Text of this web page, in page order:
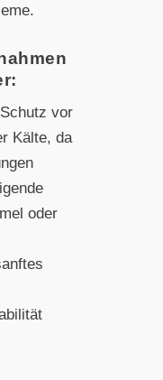
vor
Kälte, da
oder